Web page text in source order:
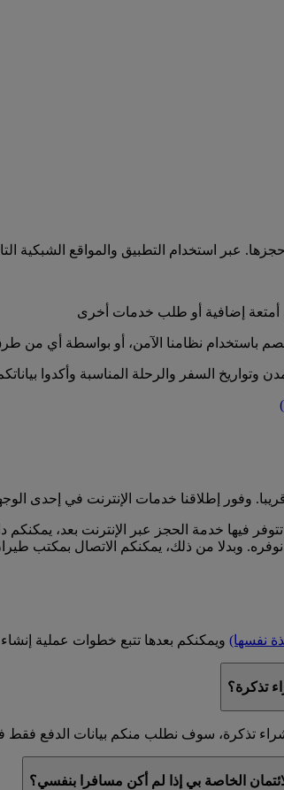
عبر استخدام التطبيق والمواقع الشبكية
أمتعة إضافية أو طلب خدمات أخرى
باستخدام نظامنا الآمن، أو بواسطة أي من
وتواريخ السفر والرحلة المناسبة وأكدوا
وفور إطلاقنا خدمات الإنترنت في إحدى
فيها خدمة الحجز عبر الإنترنت بعد،
نوفره. وبدلا من ذلك، يمكنكم الاتصال بمكتب
نفسها) ويمكنكم بعدها تتبع خطوات عملية
تذكرة؟
تذكرة، سوف نطلب منكم بيانات الدفع فقط
الخاصة بي إذا لم أكن مسافرا بنفسي؟